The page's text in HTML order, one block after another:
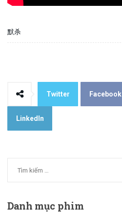
默杀
Twitter Facebook
LinkedIn
Danhmục phim